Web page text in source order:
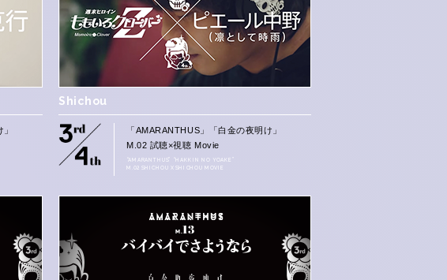
Shichou
「AMARANTHUS」「白金の夜明け」
M.02 試聴×視聴 Movie
“AMARANTHUS” “HAKKIN NO YOAKE”
M.02 SHICHOU X SHICHOU MOVIE